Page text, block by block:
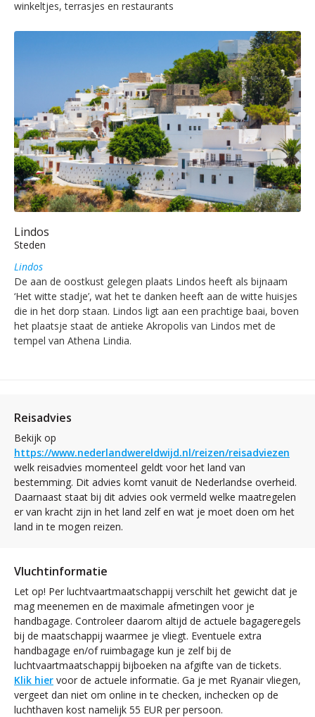
winkeltjes, terrasjes en restaurants
Lindos
Steden
Lindos
De aan de oostkust gelegen plaats Lindos heeft als bijnaam
‘Het witte stadje’, wat het te danken heeft aan de witte huisjes
die in het dorp staan. Lindos ligt aan een prachtige baai, boven
het plaatsje staat de antieke Akropolis van Lindos met de
tempel van Athena Lindia.
Reisadvies
Bekijk op
https://www.nederlandwereldwijd.nl/reizen/reisadviezen
welk reisadvies momenteel geldt voor het land van
bestemming. Dit advies komt vanuit de Nederlandse overheid.
Daarnaast staat bij dit advies ook vermeld welke maatregelen
er van kracht zijn in het land zelf en wat je moet doen om het
land in te mogen reizen.
Vluchtinformatie
Let op! Per luchtvaartmaatschappij verschilt het gewicht dat je
mag meenemen en de maximale afmetingen voor je
handbagage. Controleer daarom altijd de actuele bagageregels
bij de maatschappij waarmee je vliegt. Eventuele extra
handbagage en/of ruimbagage kun je zelf bij de
luchtvaartmaatschappij bijboeken na afgifte van de tickets.
Klik hier voor de actuele informatie. Ga je met Ryanair vliegen,
vergeet dan niet om online in te checken, inchecken op de
luchthaven kost namelijk 55 EUR per persoon.